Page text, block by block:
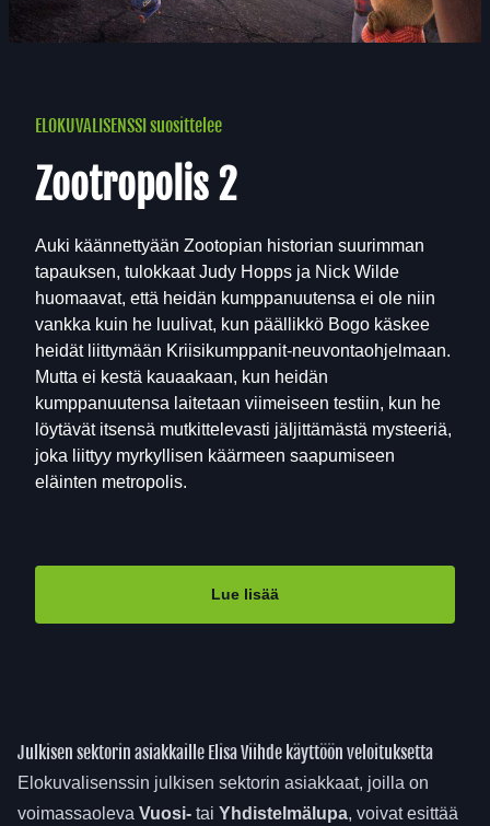
ELOKUVALISENSSI suosittelee
Zootropolis 2
Auki käännettyään Zootopian historian suurimman
tapauksen, tulokkaat Judy Hopps ja Nick Wilde
huomaavat, että heidän kumppanuutensa ei ole niin
vankka kuin he luulivat, kun päällikkö Bogo käskee
heidät liittymään Kriisikumppanit-neuvontaohjelmaan.
Mutta ei kestä kauaakaan, kun heidän
kumppanuutensa laitetaan viimeiseen testiin, kun he
löytävät itsensä mutkittelevasti jäljittämästä mysteeriä,
joka liittyy myrkyllisen käärmeen saapumiseen
eläinten metropolis.
Lue lisää
Julkisen sektorin asiakkaille Elisa Viihde käyttöön veloituksetta
Elokuvalisenssin julkisen sektorin asiakkaat, joilla on
voimassaoleva Vuosi- tai Yhdistelmälupa, voivat esittää